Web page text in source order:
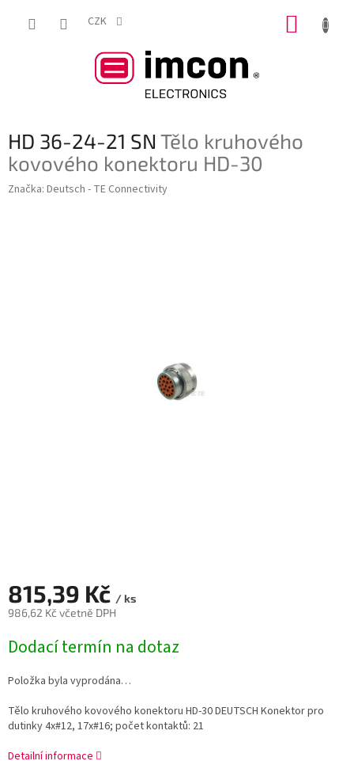
CZK
HD 36-24-21 SN Tělo kruhového
kovového konektoru HD-30
Značka: Deutsch - TE Connectivity
815,39 Kč / ks
986,62 Kč včetně DPH
cena:
Dodací termín na dotaz
Položka byla vyprodána…
Tělo kruhového kovového konektoru HD-30 DEUTSCH Konektor pro
dutinky 4x#12, 17x#16; počet kontaktů: 21
Detailní informace